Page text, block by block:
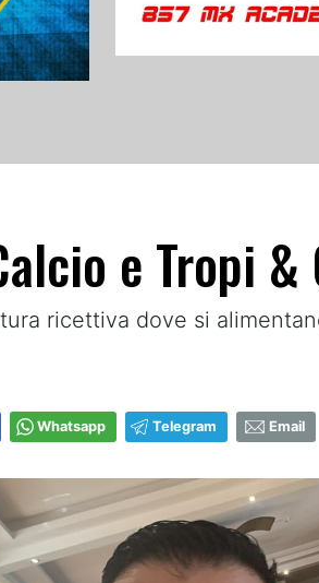
e Tropi
ricettiva dove si
Whatsapp Telegram Email